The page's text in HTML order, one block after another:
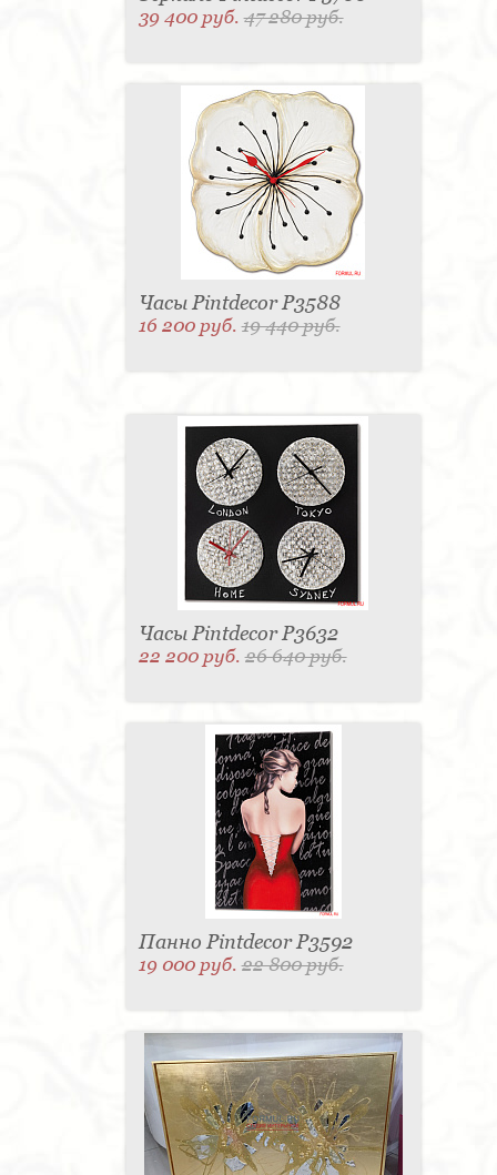
39 400 руб.47 280 руб.
Часы Pintdecor P3588
16 200 руб.19 440 руб.
Часы Pintdecor P3632
22 200 руб.26 640 руб.
Панно Pintdecor P3592
19 000 руб.22 800 руб.